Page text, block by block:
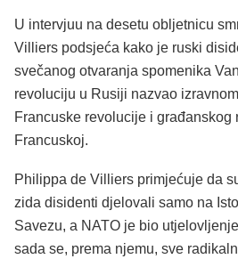
U intervjuu na desetu obljetnicu
Villiers podsjeća kako je ruski
svečanog otvaranja spomenika
revoluciju u Rusiji nazvao
Francuske revolucije i građanskog
Francuskoj.
Philippa de Villiers primjećuje da
zida disidenti djelovali samo na
Savezu, a NATO je bio
sada se, prema njemu, sve